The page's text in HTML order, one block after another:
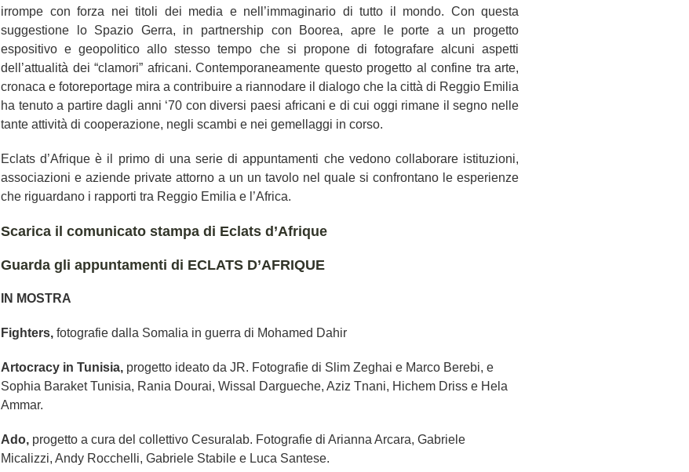
irrompe con forza nei titoli dei media e nell’immaginario di tutto il mondo. Con questa
suggestione lo Spazio Gerra, in partnership con Boorea, apre le porte a un progetto
espositivo e geopolitico allo stesso tempo che si propone di fotografare alcuni aspetti
dell’attualità dei “clamori” africani. Contemporaneamente questo progetto al confine tra arte,
cronaca e fotoreportage mira a contribuire a riannodare il dialogo che la città di Reggio Emilia
ha tenuto a partire dagli anni ‘70 con diversi paesi africani e di cui oggi rimane il segno nelle
tante attività di cooperazione, negli scambi e nei gemellaggi in corso.
Eclats d’Afrique è il primo di una serie di appuntamenti che vedono collaborare istituzioni,
associazioni e aziende private attorno a un un tavolo nel quale si confrontano le esperienze
che riguardano i rapporti tra Reggio Emilia e l’Africa.
Scarica il comunicato stampa di Eclats d’Afrique
Guarda gli appuntamenti di ECLATS D’AFRIQUE
IN MOSTRA
Fighters, fotografie dalla Somalia in guerra di Mohamed Dahir
Artocracy in Tunisia, progetto ideato da JR. Fotografie di Slim Zeghai e Marco Berebi, e
Sophia Baraket Tunisia, Rania Dourai, Wissal Dargueche, Aziz Tnani, Hichem Driss e Hela
Ammar.
Ado, progetto a cura del collettivo Cesuralab. Fotografie di Arianna Arcara, Gabriele
Micalizzi, Andy Rocchelli, Gabriele Stabile e Luca Santese.